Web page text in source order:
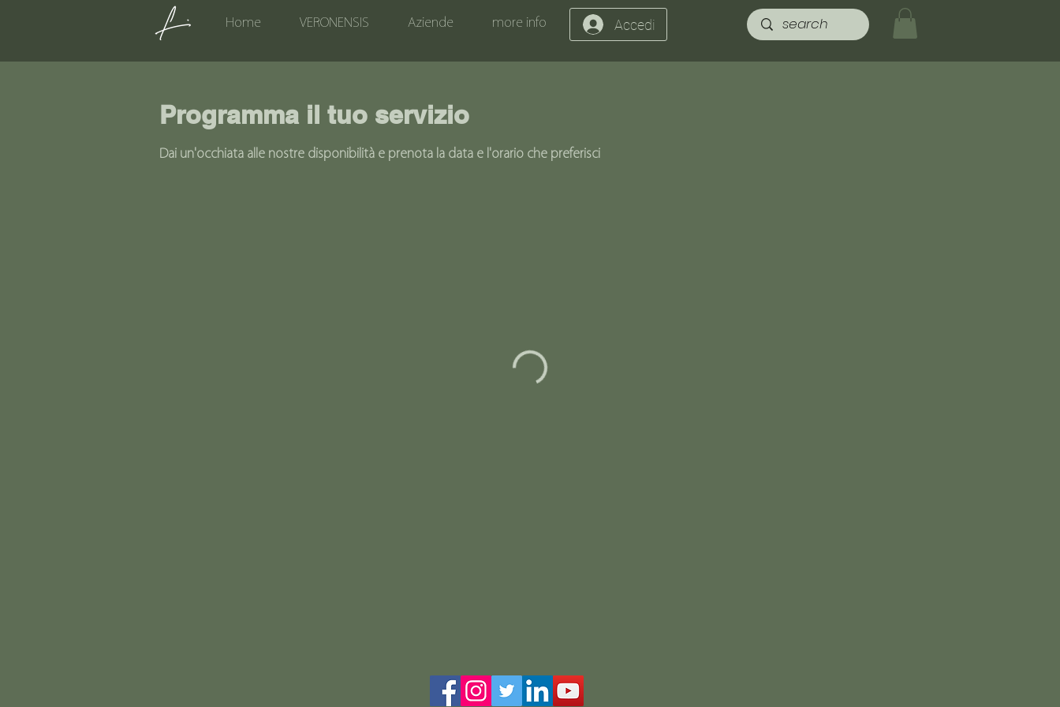
Home VERONENSIS Aziende more info Accedi
Programma il tuo servizio
Dai un'occhiata alle nostre disponibilità e prenota la data e l'orario che preferisci